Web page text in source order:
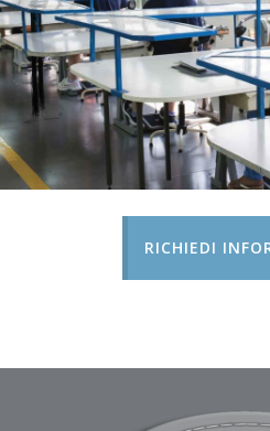
RICHIEDI